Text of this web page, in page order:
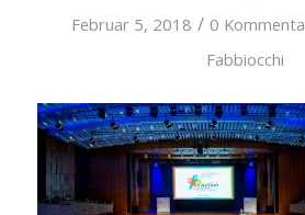
Februar 5, 2018 / 0
Fabbiocchi